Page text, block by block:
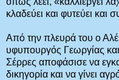
κλαδεύει και φυτεύει και
Από την πλευρά του ο
υφυπουργός Γεωργίας
Σέρρες αποφάσισε να
δικηγορία και να γίνει